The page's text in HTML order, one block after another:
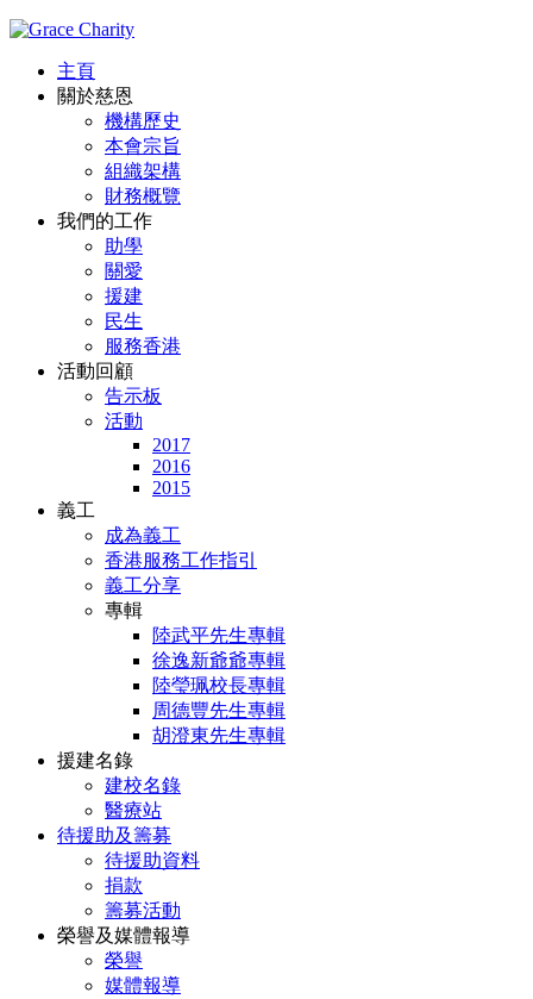
主頁
關於慈恩
機構歷史
本會宗旨
組織架構
財務概覽
我們的工作
助學
關愛
援建
民生
服務香港
活動回顧
告示板
活動
2017
2016
2015
義工
成為義工
香港服務工作指引
義工分享
專輯
陸武平先生專輯
徐逸新爺爺專輯
陸瑩珮校長專輯
周德豐先生專輯
胡澄東先生專輯
援建名錄
建校名錄
醫療站
待援助及籌募
待援助資料
捐款
籌募活動
榮譽及媒體報導
榮譽
媒體報導